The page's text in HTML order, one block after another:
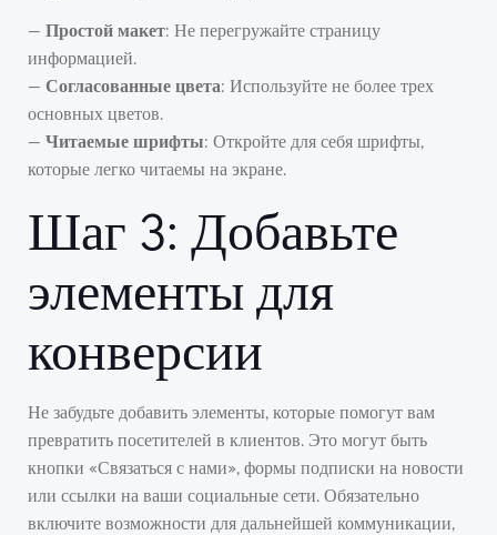
— Простой макет: Не перегружайте страницу
информацией.
— Согласованные цвета: Используйте не более трех
основных цветов.
— Читаемые шрифты: Откройте для себя шрифты,
которые легко читаемы на экране.
Шаг 3: Добавьте
элементы для
конверсии
Не забудьте добавить элементы, которые помогут вам
превратить посетителей в клиентов. Это могут быть
кнопки «Связаться с нами», формы подписки на новости
или ссылки на ваши социальные сети. Обязательно
включите возможности для дальнейшей коммуникации,